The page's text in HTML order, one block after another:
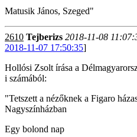
Matusik János, Szeged"
2610 Tejberizs 2018-11-08
2018-11-07 17:50:35]
Hollósi Zsolt írása a
i számából:
"Tetszett a nézőknek a Figaro
Nagyszínházban
Egy bolond nap